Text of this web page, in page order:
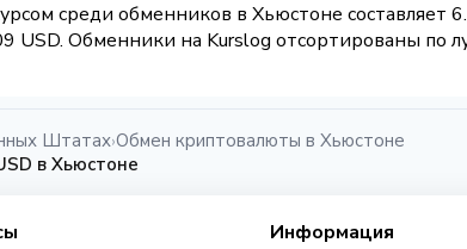
среди обменников в Хьюстоне составляет
USD. Обменники на Kurslog отсортированы по
Штатах›Обмен криптовалюты в Хьюстоне
в Хьюстоне
Информация